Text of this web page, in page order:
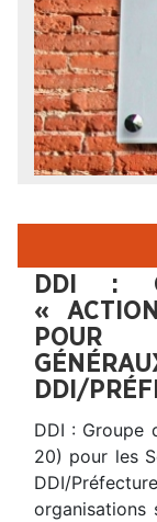
DDI :
«
POUR
DDI/
DDI : Groupe
20) pour les
DDI/
organisations